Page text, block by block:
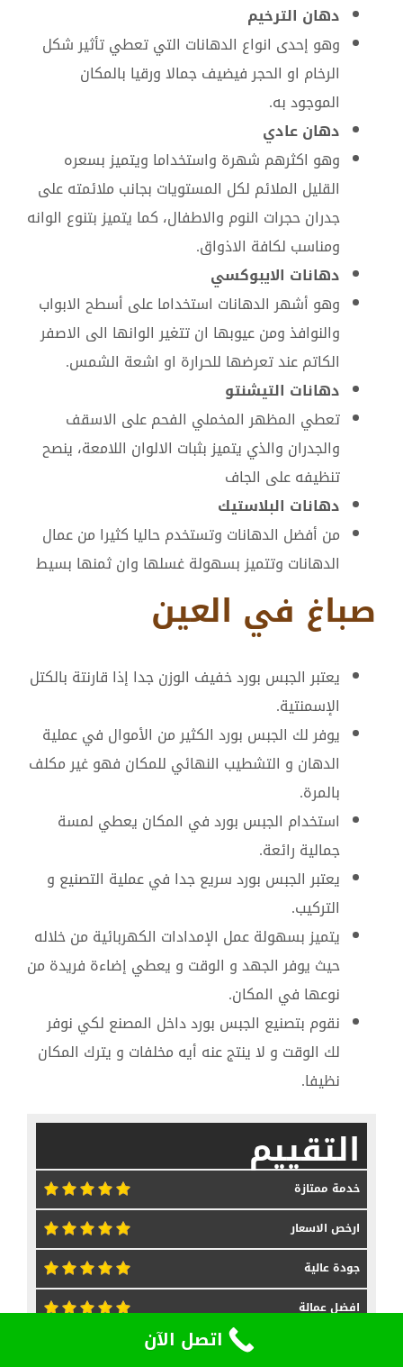
دهان الترخيم
وهو إحدى انواع الدهانات التي تعطي تأثير شكل
الرخام او الحجر فيضيف جمالا ورقيا بالمكان
الموجود به.
دهان عادي
وهو اكثرهم شهرة واستخداما ويتميز بسعره
القليل الملائم لكل المستويات بجانب ملائمته على
جدران حجرات النوم والاطفال، كما يتميز بتنوع الوانه
ومناسب لكافة الاذواق.
دهانات الايبوكسي
وهو أشهر الدهانات استخداما على أسطح الابواب
والنوافذ ومن عيوبها ان تتغير الوانها الى الاصفر
الكاتم عند تعرضها للحرارة او اشعة الشمس.
دهانات التيشنتو
تعطي المظهر المخملي الفحم على الاسقف
والجدران والذي يتميز بثبات الالوان اللامعة، ينصح
تنظيفه على الجاف
دهانات البلاستيك
من أفضل الدهانات وتستخدم حاليا كثيرا من عمال
الدهانات وتتميز بسهولة غسلها وان ثمنها بسيط
صباغ في العين
يعتبر الجبس بورد خفيف الوزن جدا إذا قارنتة بالكتل
الإسمنتية.
يوفر لك الجبس بورد الكثير من الأموال في عملية
الدهان و التشطيب النهائي للمكان فهو غير مكلف
بالمرة.
استخدام الجبس بورد في المكان يعطي لمسة
جمالية رائعة.
يعتبر الجبس بورد سريع جدا في عملية التصنيع و
التركيب.
يتميز بسهولة عمل الإمدادات الكهربائية من خلاله
حيث يوفر الجهد و الوقت و يعطي إضاءة فريدة من
نوعها في المكان.
نقوم بتصنيع الجبس بورد داخل المصنع لكي نوفر
لك الوقت و لا ينتج عنه أيه مخلفات و يترك المكان
نظيفا.
التقييم
خدمة ممتازة
ارخص الاسعار
جودة عالية
افضل عمالة
اتصل الآن